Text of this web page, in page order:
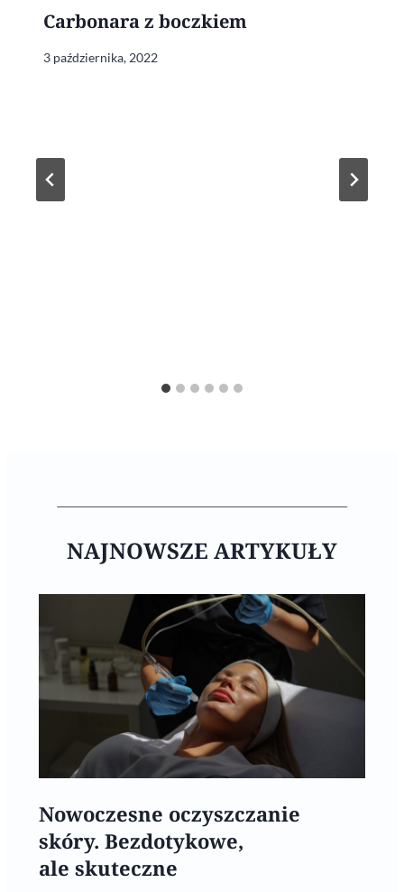
Carbonara z boczkiem
3 października, 2022
NAJNOWSZE ARTYKUŁY
Nowoczesne oczyszczanie
skóry. Bezdotykowe,
ale skuteczne